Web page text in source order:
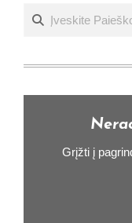
Ieškoti
Grįžti į